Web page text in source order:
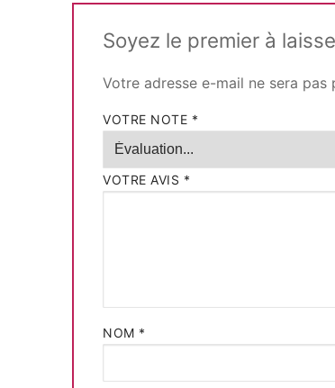
Soyez le premier à
Votre adresse e-mail ne sera pas
VOTRE NOTE *
VOTRE AVIS *
NOM *